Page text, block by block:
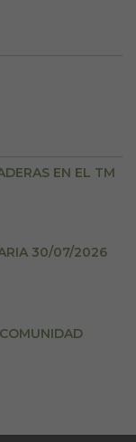
EN EL TM
30/07/2026